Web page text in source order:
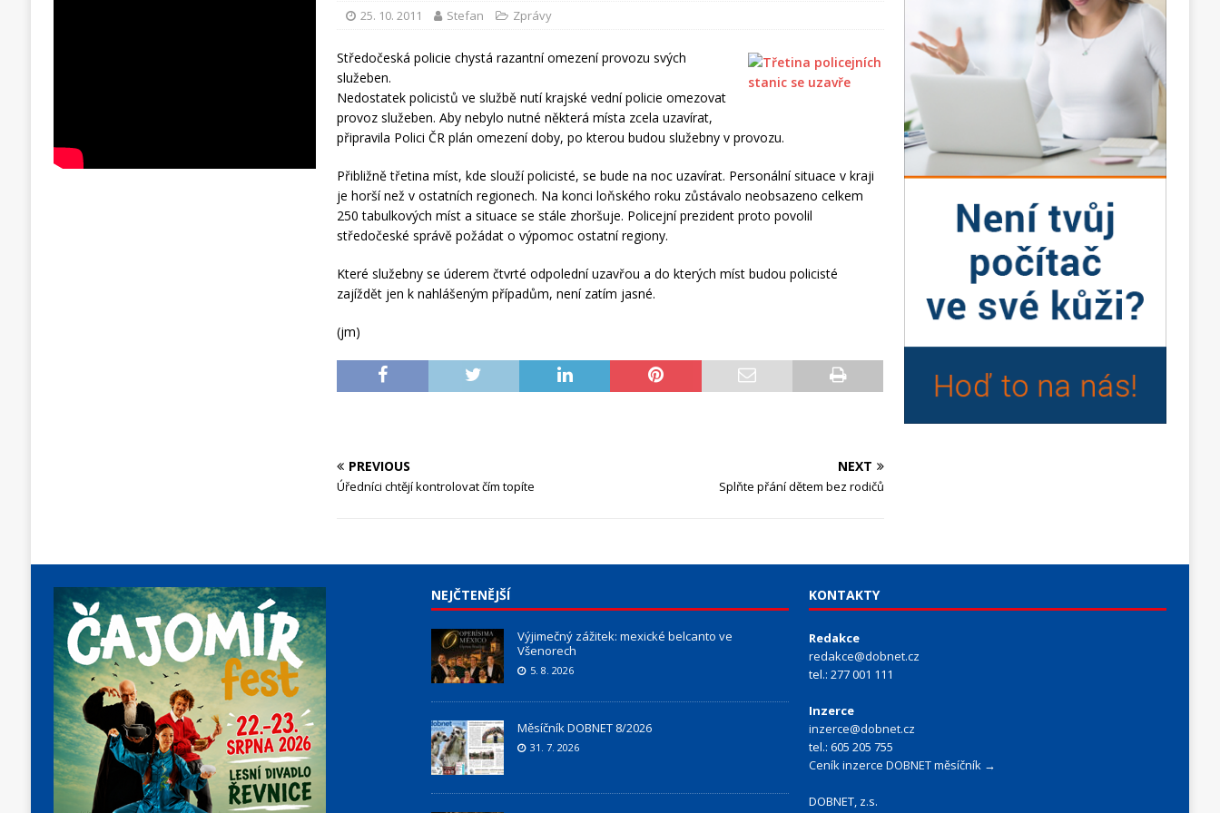
25. 10. 2011 Stefan Zprávy
Středočeská policie chystá razantní omezení provozu svých
služeben.
Nedostatek policistů ve službě nutí krajské vední policie omezovat
provoz služeben. Aby nebylo nutné některá místa zcela uzavírat,
připravila Polici ČR plán omezení doby, po kterou budou služebny v provozu.
Přibližně třetina míst, kde slouží policisté, se bude na noc uzavírat. Personální situace v kraji
je horší než v ostatních regionech. Na konci loňského roku zůstávalo neobsazeno celkem
250 tabulkových míst a situace se stále zhoršuje. Policejní prezident proto povolil
středočeské správě požádat o výpomoc ostatní regiony.
Které služebny se úderem čtvrté odpolední uzavřou a do kterých míst budou policisté
zajíždět jen k nahlášeným případům, není zatím jasné.
(jm)
PREVIOUS
Úředníci chtějí kontrolovat čím topíte
NEXT
Splňte přání dětem bez rodičů
NEJČTENĚJŠÍ
Výjimečný zážitek: mexické belcanto ve
Všenorech
5. 8. 2026
Měsíčník DOBNET 8/2026
31. 7. 2026
KONTAKTY
Redakce
redakce@dobnet.cz
tel.: 277 001 111
Inzerce
inzerce@dobnet.cz
tel.: 605 205 755
Ceník inzerce DOBNET měsíčník →
DOBNET, z.s.